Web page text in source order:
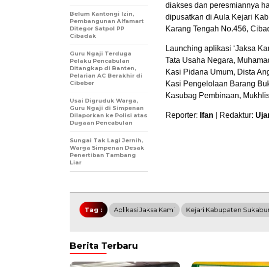
diakses dan peresmiannya
dipusatkan di Aula Kejari
Karang Tengah No.456,
Launching aplikasi ‘Jaksa
Tata Usaha Negara,
Kasi Pidana Umum, Dista
Kasi Pengelolaan Barang
Kasubag Pembinaan,
Reporter: Ifan | Redaktur:
Belum Kantongi Izin,
Pembangunan Alfamart
Ditegor Satpol PP
Cibadak
Guru Ngaji Terduga
Pelaku Pencabulan
Ditangkap di Banten,
Pelarian AC Berakhir di
Cibeber
Usai Digruduk Warga,
Guru Ngaji di Simpenan
Dilaporkan ke Polisi atas
Dugaan Pencabulan
Sungai Tak Lagi Jernih,
Warga Simpenan Desak
Penertiban Tambang
Liar
Tag : Aplikasi Jaksa Kami Kejari Kabupaten
Berita Terbaru